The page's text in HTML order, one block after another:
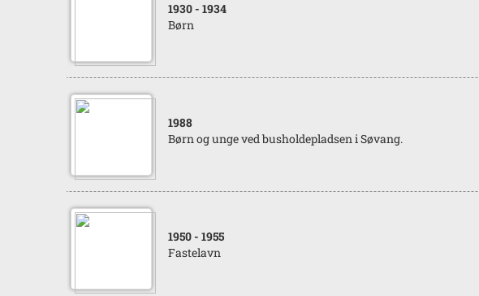
1930 - 1934
Børn
1988
Børn og unge ved busholdepladsen i Søvang.
1950 - 1955
Fastelavn